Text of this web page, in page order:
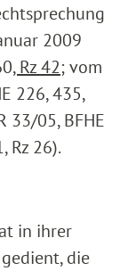
2009
, Rz 42; vom
226, 435,
33/05, BFHE
Rz 26).
in ihrer
die